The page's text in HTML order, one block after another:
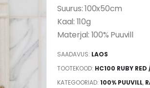
Suurus: 100x50cm
Kaal: 110g
Materjal: 100% Puuvill
SAADAVUS: LAOS
TOOTEKOOD: HC100 RUBY RED
KATEGOORIAD: 100% PUUVILL,